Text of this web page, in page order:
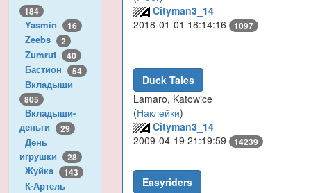
184
Yasmin 16
Zeebs 2
Zumrut 40
Бастион 54
Вкладыши
805
Вкладыши-
деньги
29
День
игрушки
28
Жуйка 143
К-Артель
Cityman3_14
2018-01-01 18:14:16 1097
Duck Tales
Lamaro, Katowice
(Наклейки)
Cityman3_14
2009-04-19 21:19:59 14239
Easyriders